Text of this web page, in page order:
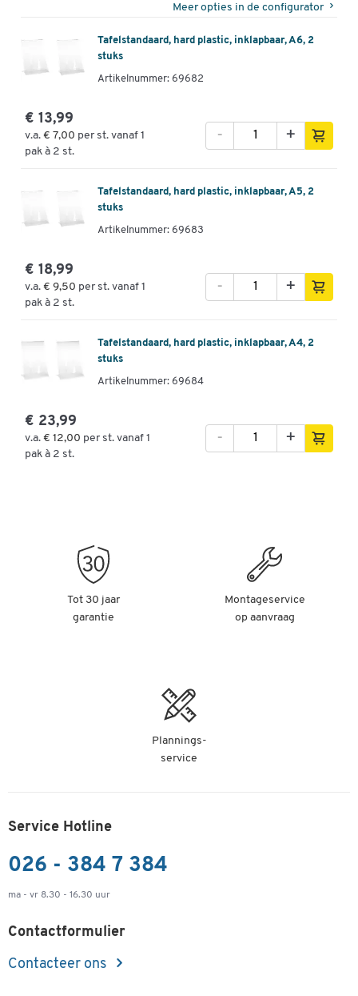
Meer opties in de configurator
Tafelstandaard, hard plastic, inklapbaar, A6, 2
stuks
Artikelnummer: 69682
€ 13,99
v.a. € 7,00 per st. vanaf 1
pak à 2 st.
+
-
Tafelstandaard, hard plastic, inklapbaar, A5, 2
stuks
Artikelnummer: 69683
€ 18,99
v.a. € 9,50 per st. vanaf 1
pak à 2 st.
+
-
Tafelstandaard, hard plastic, inklapbaar, A4, 2
stuks
Artikelnummer: 69684
€ 23,99
v.a. € 12,00 per st. vanaf 1
pak à 2 st.
+
-
Tot 30 jaar
garantie
Montageservice
op aanvraag
Plannings-
service
Service Hotline
026 - 384 7 384
ma - vr 8.30 - 16.30 uur
Contactformulier
Contacteer ons